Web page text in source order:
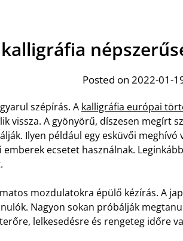
Posted on 2022-01-
szépírás. A kalligráfia európai
vissza. A gyönyörű, díszesen megírt
Ilyen például egy esküvői
emberek ecsetet használnak.
mozdulatokra épülő kézírás. A
Nagyon sokan próbálják
lelkesedésre és rengeteg időre